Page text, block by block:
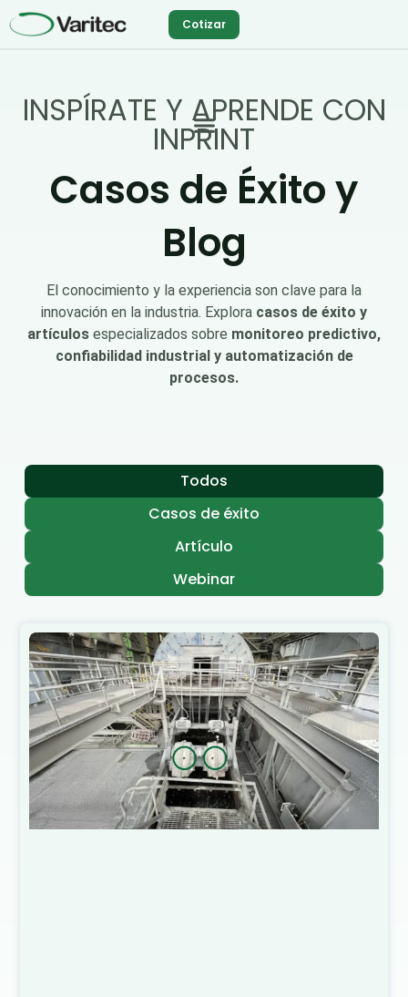
al
Cotizar
INSPÍRATE Y APRENDE CON
INPRINT
Casos de Éxito y
Blog
El conocimiento y la experiencia son clave para la
innovación en la industria. Explora casos de éxito y
artículos especializados sobre monitoreo predictivo,
confiabilidad industrial y automatización de
procesos.
Todos
Casos de éxito
Artículo
Webinar